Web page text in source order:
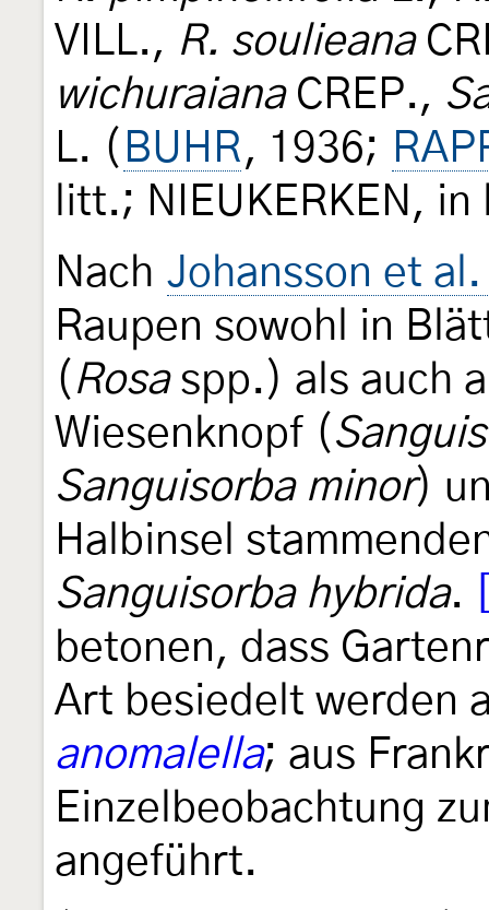
VILL., R. soulieana
wichuraianaCREP.,
L. ( BUHR, 1936;
litt.; NIEUKERKEN,
Nach Johansson et
Raupen sowohl in
( Rosaspp.) als auch
Wiesenknopf (
Sanguisorba minor)
Halbinsel
Sanguisorba hybrida.
betonen, dass
Art besiedelt werden
anomalella; aus
Einzelbeobachtung
angeführt.